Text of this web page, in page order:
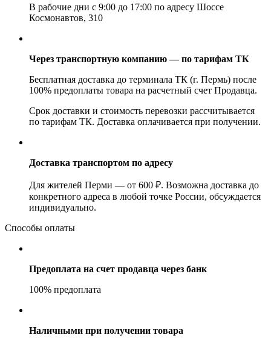
В рабочие дни с 9:00 до 17:00 по адресу Шоссе
Космонавтов, 310
Через транспортную компанию — по тарифам ТК
Бесплатная доставка до терминала ТК (г. Пермь) после
100% предоплаты товара на расчетный счет Продавца.
Срок доставки и стоимость перевозки рассчитывается
по тарифам ТК. Доставка оплачивается при получении.
Доставка транспортом по адресу
Для жителей Перми — от 600 ₽. Возможна доставка до
конкретного адреса в любой точке России, обсуждается
индивидуально.
Способы оплаты
Предоплата на счет продавца через банк
100% предоплата
Наличными при получении товара